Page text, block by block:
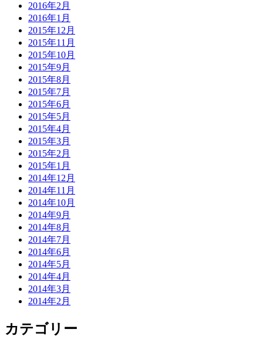
2016年2月
2016年1月
2015年12月
2015年11月
2015年10月
2015年9月
2015年8月
2015年7月
2015年6月
2015年5月
2015年4月
2015年3月
2015年2月
2015年1月
2014年12月
2014年11月
2014年10月
2014年9月
2014年8月
2014年7月
2014年6月
2014年5月
2014年4月
2014年3月
2014年2月
カテゴリー